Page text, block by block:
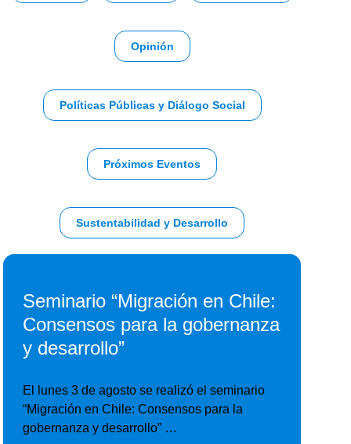
Opinión
Políticas Públicas y Diálogo Social
Próximos Eventos
Sustentabilidad y Desarrollo
Seminario “Migración en Chile:
Consensos para la gobernanza
y desarrollo”
El lunes 3 de agosto se realizó el seminario
“Migración en Chile: Consensos para la
gobernanza y desarrollo” …